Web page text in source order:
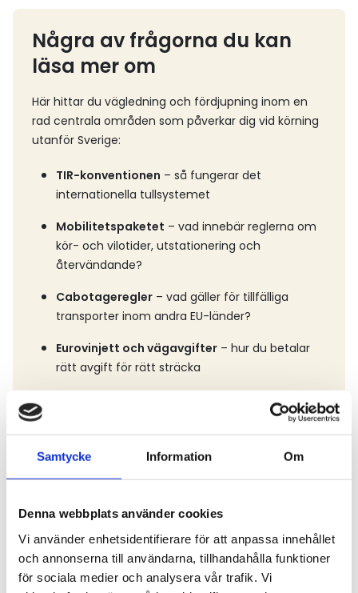
Samtycke Information Om
Denna webbplats använder cookies
Vi använder enhetsidentifierare för att anpassa innehållet
och annonserna till användarna, tillhandahålla funktioner
för sociala medier och analysera vår trafik. Vi
Några av frågorna du kan
läsa mer om
Här hittar du vägledning och fördjupning inom en
rad centrala områden som påverkar dig vid körning
utanför Sverige:
TIR-konventionen – så fungerar det
internationella tullsystemet
Mobilitetspaketet – vad innebär reglerna om
kör- och vilotider, utstationering och
återvändande?
Cabotageregler – vad gäller för tillfälliga
transporter inom andra EU-länder?
Eurovinjett och vägavgifter – hur du betalar
rätt avgift för rätt sträcka
– när du kör i
Utstationering av förare– krav på anmälan,
och digitala deklarationer.